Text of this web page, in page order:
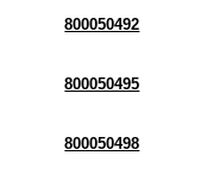
800050492
800050495
800050498